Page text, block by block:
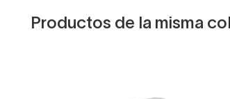
Productos de la misma